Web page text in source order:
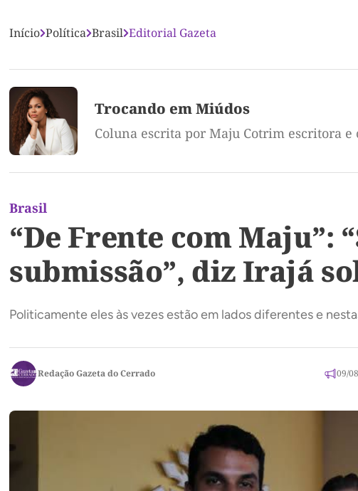
Início Política Brasil Editorial Gazeta
Trocando em Miúdos
Coluna escrita por Maju Cotrim escritora e
Brasil
“De Frente com Maju”:
submissão”, diz Irajá
Politicamente eles às vezes estão em lados diferentes e
Redação Gazeta do Cerrado 09/